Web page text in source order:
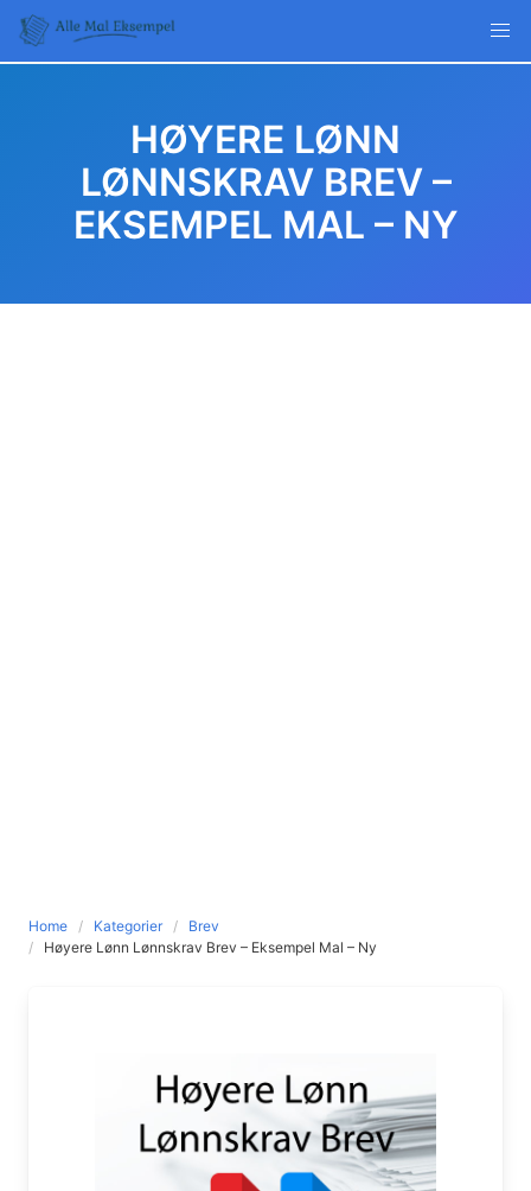
Skip
content
HØYERE LØNN
LØNNSKRAV BREV –
EKSEMPEL MAL – NY
Home Kategorier
Brev
Høyere Lønn Lønnskrav Brev – Eksempel Mal – Ny